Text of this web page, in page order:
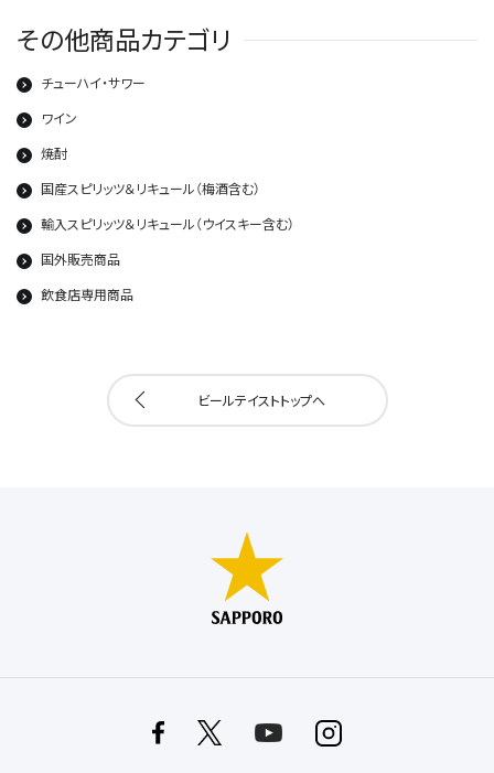
その他商品カテゴリ
チューハイ・サワー
ワイン
焼酎
国産スピリッツ＆リキュール（梅酒含む）
輸入スピリッツ＆リキュール（ウイスキー含む）
国外販売商品
飲食店専用商品
ビールテイストトップへ